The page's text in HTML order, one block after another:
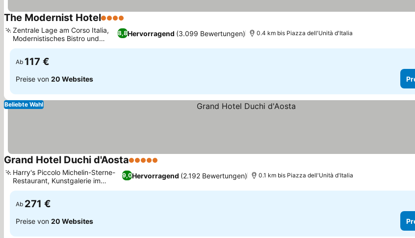
The Modernist Hotel4 Sterne
8,8Hervorragend (3.099 Bewertungen)
Zentrale Lage am Corso Italia,
Modernistisches Bistro und
Cocktailbar
0.4 km bis Piazza dell'Unità d'Italia
Ab 117 €
Preise von 20 Websites
Beliebte Wahl
Grand Hotel Duchi d'Aosta5 Sterne
9,0Hervorragend (2.192 Bewertungen)
Harry's Piccolo Michelin-Sterne-
Restaurant, Kunstgalerie im
Treppenhaus
0.1 km bis Piazza dell'Unità d'Italia
Ab 271 €
Preise von 20 Websites